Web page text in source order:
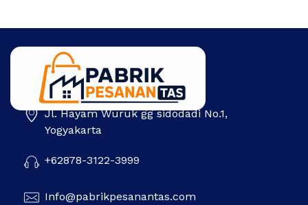
Pabrik Pesanan Tas Jl. Hayam Wuruk gg sidodadi No.1,
Yogyakarta
+62878-3122-3999
Info@pabrikpesanantas.com